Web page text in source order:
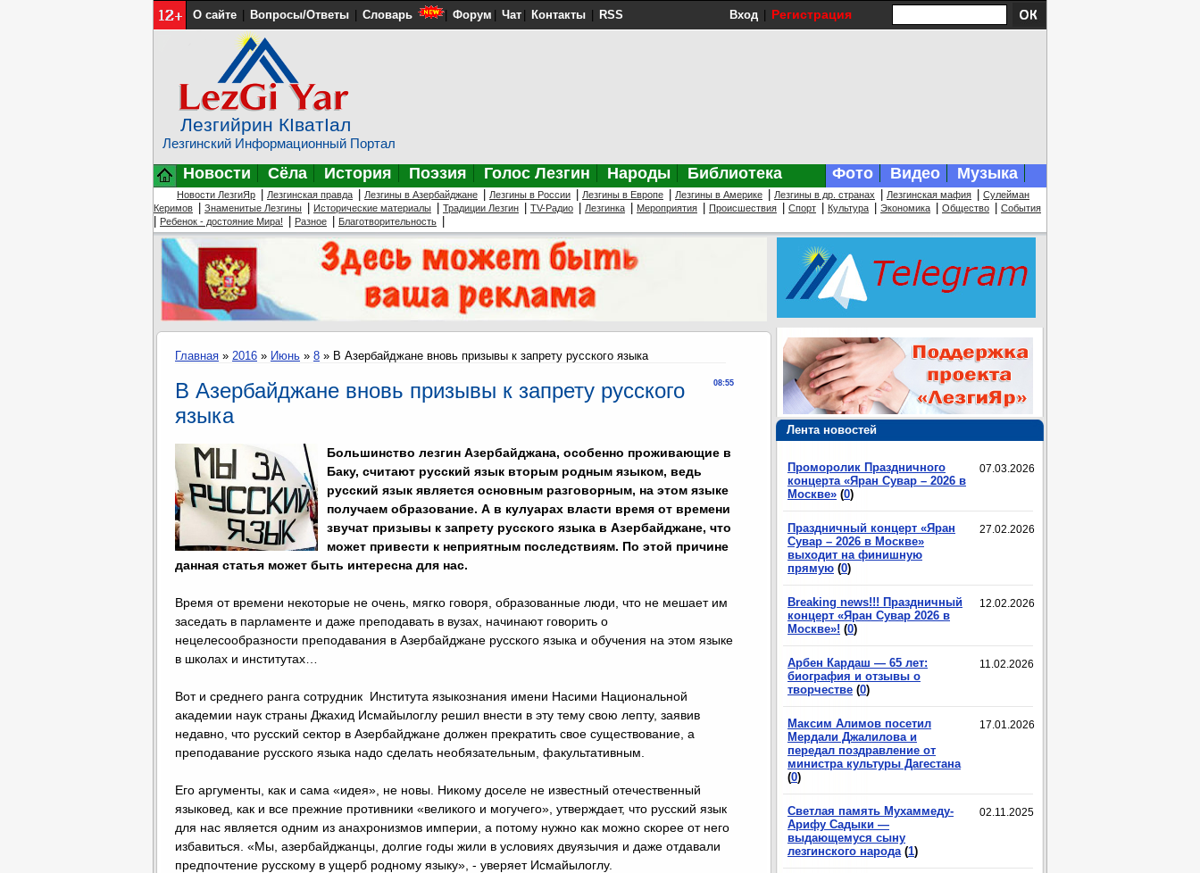
О сайте Вопросы/Ответы Словарь Форум Чат Контакты RSS Вход Регистрация
Лезгийрин КIватIал
Лезгинский Информационный Портал
Новости Сёла История Поэзия Голос Лезгин Народы Библиотека Фото Видео Музыка
Новости ЛезгиЯр Лезгинская правда Лезгины в Азербайджане Лезгины в России Лезгины в Европе Лезгины в Америке Лезгины в др. странах Лезгинская мафия
Сулейман
Керимов
Знаменитые Лезгины Исторические материалы Традиции Лезгин TV-Радио Лезгинка Мероприятия Происшествия Спорт Культура Экономика Общество События
Ребенок - достояние Мира! Разное Благотворительность
Лента новостей
07.03.2026
Проморолик Праздничного
концерта «Яран Сувар – 2026 в
Москве» (0)
27.02.2026
Праздничный концерт «Яран
Сувар – 2026 в Москве»
выходит на финишную
прямую (0)
12.02.2026
Breaking news!!! Праздничный
концерт «Яран Сувар 2026 в
Москве»! (0)
11.02.2026
Арбен Кардаш — 65 лет:
биография и отзывы о
творчестве (0)
17.01.2026
Максим Алимов посетил
Мердали Джалилова и
передал поздравление от
министра культуры Дагестана
(0)
02.11.2025
Светлая память Мухаммеду-
Арифу Садыки —
выдающемуся сыну
лезгинского народа (1)
Главная » 2016 » Июнь » 8 » В Азербайджане вновь призывы к запрету русского языка
08:55
В Азербайджане вновь призывы к запрету русского
языка
Большинство лезгин Азербайджана, особенно проживающие в
Баку, считают русский язык вторым родным языком, ведь
русский язык является основным разговорным, на этом языке
получаем образование. А в кулуарах власти время от времени
звучат призывы к запрету русского языка в Азербайджане, что
может привести к неприятным последствиям. По этой причине
данная статья может быть интересна для нас.
Время от времени некоторые не очень, мягко говоря, образованные люди, что не мешает им
заседать в парламенте и даже преподавать в вузах, начинают говорить о
нецелесообразности преподавания в Азербайджане русского языка и обучения на этом языке
в школах и институтах…
Вот и среднего ранга сотрудник Института языкознания имени Насими Национальной
академии наук страны Джахид Исмайылоглу решил внести в эту тему свою лепту, заявив
недавно, что русский сектор в Азербайджане должен прекратить свое существование, а
преподавание русского языка надо сделать необязательным, факультативным.
Его аргументы, как и сама «идея», не новы. Никому доселе не известный отечественный
языковед, как и все прежние противники «великого и могучего», утверждает, что русский язык
для нас является одним из анахронизмов империи, а потому нужно как можно скорее от него
избавиться. «Мы, азербайджанцы, долгие годы жили в условиях двуязычия и даже отдавали
предпочтение русскому в ущерб родному языку», - уверяет Исмайылоглу.